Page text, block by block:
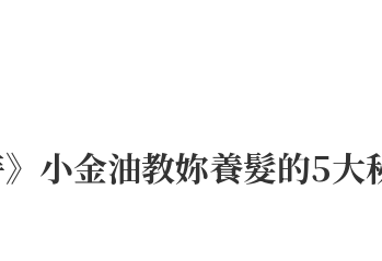
小金油教妳養髮的5